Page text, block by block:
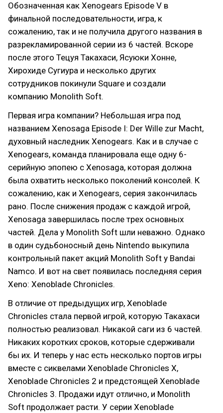
Обозначенная как Xenogears Episode V в
финальной последовательности, игра, к
сожалению, так и не получила другого названия в
разрекламированной серии из 6 частей. Вскоре
после этого Тецуя Такахаси, Ясуюки Хонне,
Хирохиде Сугиура и несколько других
сотрудников покинули Square и создали
компанию Monolith Soft.
Первая игра компании? Небольшая игра под
названием Xenosaga Episode I: Der Wille zur Macht,
духовный наследник Xenogears. Как и в случае с
Xenogears, команда планировала еще одну 6-
серийную эпопею с Xenosaga, которая должна
была охватить несколько поколений консолей. К
сожалению, как и Xenogears, серия закончилась
рано. После снижения продаж с каждой игрой,
Xenosaga завершилась после трех основных
частей. Дела у Monolith Soft шли неважно. Однако
в один судьбоносный день Nintendo выкупила
контрольный пакет акций Monolith Soft у Bandai
Namco. И вот на свет появилась последняя серия
Xeno: Xenoblade Chronicles.
В отличие от предыдущих игр, Xenoblade
Chronicles стала первой игрой, которую Такахаси
полностью реализовал. Никакой саги из 6 частей.
Никаких коротких сроков, которые сдерживали
бы их. И теперь у нас есть несколько портов игры
вместе с сиквелами Xenoblade Chronicles X,
Xenoblade Chronicles 2 и предстоящей Xenoblade
Chronicles 3. Продажи идут отлично, и Monolith
Soft продолжает расти. У серии Xenoblade